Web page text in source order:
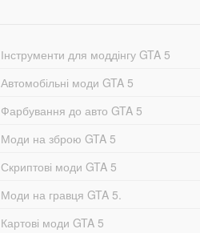
Інструменти для моддінгу GTA 5
Автомобільні моди GTA 5
Фарбування до авто GTA 5
Моди на зброю GTA 5
Скриптові моди GTA 5
Моди на гравця GTA 5.
Картові моди GTA 5